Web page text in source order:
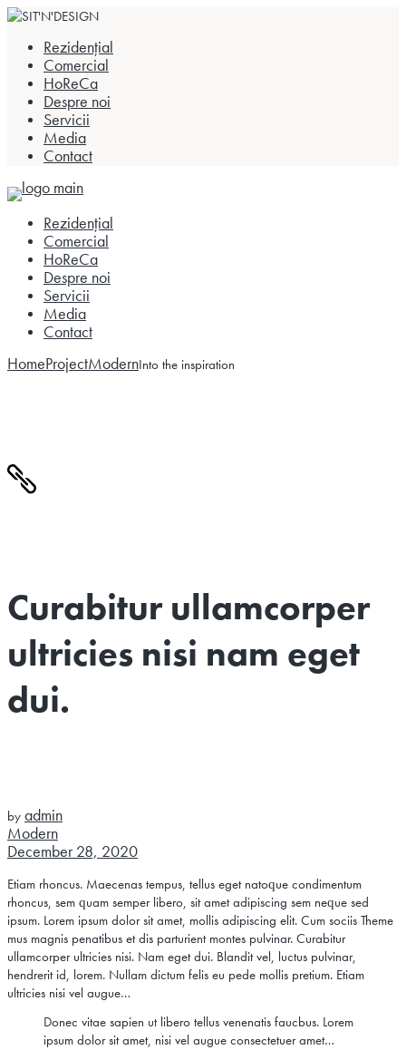
Skip to the content
Rezidențial
Comercial
HoReCa
Despre noi
Servicii
Media
Contact
Rezidențial
Comercial
HoReCa
Despre noi
Servicii
Media
Contact
HomeProjectModernInto the inspiration
Curabitur ullamcorper
ultricies nisi nam eget
dui.
by admin
Modern
December 28, 2020
Etiam rhoncus. Maecenas tempus, tellus eget natoque condimentum
rhoncus, sem quam semper libero, sit amet adipiscing sem neque sed
ipsum. Lorem ipsum dolor sit amet, mollis adipiscing elit. Cum sociis Theme
mus magnis penatibus et dis parturient montes pulvinar. Curabitur
ullamcorper ultricies nisi. Nam eget dui. Blandit vel, luctus pulvinar,
hendrerit id, lorem. Nullam dictum felis eu pede mollis pretium. Etiam
ultricies nisi vel augue…
Donec vitae sapien ut libero tellus venenatis faucbus. Lorem
ipsum dolor sit amet, nisi vel augue consectetuer amet…